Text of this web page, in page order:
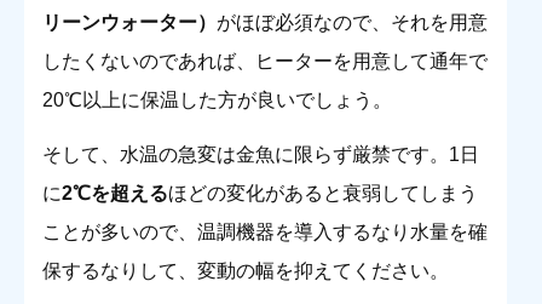
リーンウォーター） がほぼ必須なので、それを用意
したくないのであれば、ヒーターを用意して通年で
20℃以上に保温した方が良いでしょう。
そして、水温の急変は金魚に限らず厳禁です。1日
に2℃を超えるほどの変化があると衰弱してしまう
ことが多いので、温調機器を導入するなり水量を確
保するなりして、変動の幅を抑えてください。